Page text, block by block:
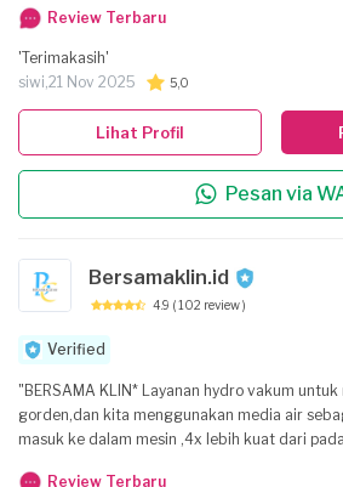
Review Terbaru
'Terimakasih'
siwi,21 Nov 2025 5,0
Pesan via
Lihat Profil
Bersamaklin.id
4.9 ( 102 review )
Verified
"BERSAMA KLIN* Layanan hydro vakum
gorden,dan kita menggunakan media air
masuk ke dalam mesin ,4x lebih kuat dari pada
Review Terbaru